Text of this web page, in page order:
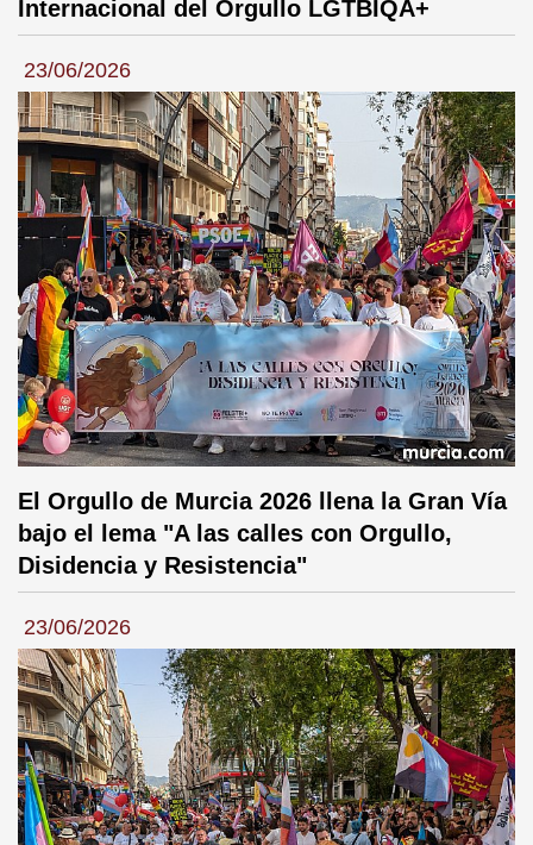
Internacional del Orgullo LGTBIQA+
23/06/2026
El Orgullo de Murcia 2026 llena la Gran Vía
bajo el lema "A las calles con Orgullo,
Disidencia y Resistencia"
23/06/2026